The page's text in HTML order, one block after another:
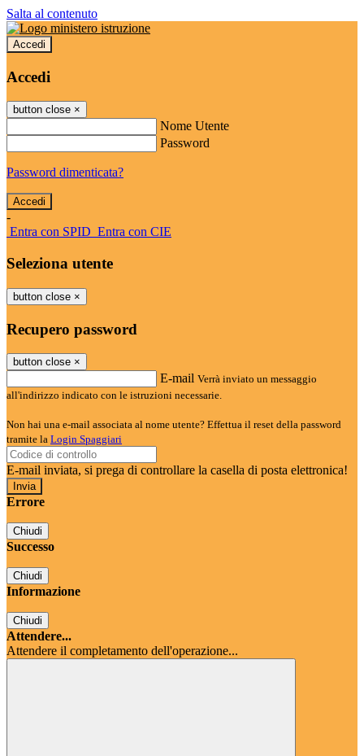
Salta al contenuto
Accedi
Accedi
button close ×
Nome Utente
Password
Password dimenticata?
-
Entra con SPID Entra con CIE
Seleziona utente
button close ×
Recupero password
button close ×
E-mail Verrà inviato un messaggio
all'indirizzo indicato con le istruzioni necessarie.
Non hai una e-mail associata al nome utente? Effettua il reset della password
tramite la Login Spaggiari
E-mail inviata, si prega di controllare la casella di posta elettronica!
Errore
Chiudi
Successo
Chiudi
Informazione
Chiudi
Attendere...
Attendere il completamento dell'operazione...